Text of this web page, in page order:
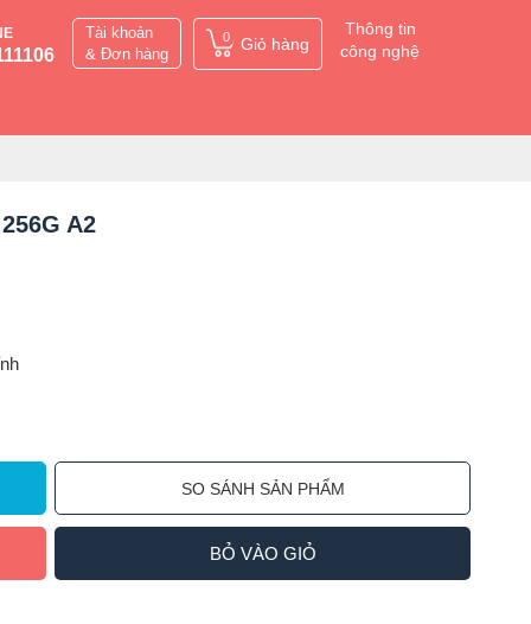
Tài khoản
& Đơn hàng
0 Giỏ hàng
Thông tin
công nghệ
A2
SO SÁNH SẢN PHẨM
BỎ VÀO GIỎ